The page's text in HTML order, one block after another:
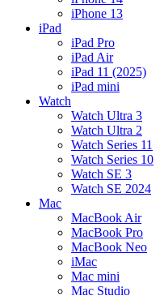
iPhone 13
iPad
iPad Pro
iPad Air
iPad 11 (2025)
iPad mini
Watch
Watch Ultra 3
Watch Ultra 2
Watch Series 11
Watch Series 10
Watch SE 3
Watch SE 2024
Mac
MacBook Air
MacBook Pro
MacBook Neo
iMac
Mac mini
Mac Studio